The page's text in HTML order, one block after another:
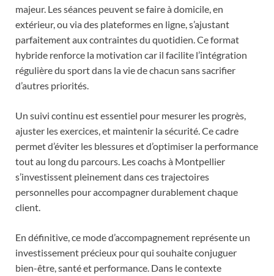
majeur. Les séances peuvent se faire à domicile, en
extérieur, ou via des plateformes en ligne, s’ajustant
parfaitement aux contraintes du quotidien. Ce format
hybride renforce la motivation car il facilite l’intégration
régulière du sport dans la vie de chacun sans sacrifier
d’autres priorités.
Un suivi continu est essentiel pour mesurer les progrès,
ajuster les exercices, et maintenir la sécurité. Ce cadre
permet d’éviter les blessures et d’optimiser la performance
tout au long du parcours. Les coachs à Montpellier
s’investissent pleinement dans ces trajectoires
personnelles pour accompagner durablement chaque
client.
En définitive, ce mode d’accompagnement représente un
investissement précieux pour qui souhaite conjuguer
bien-être, santé et performance. Dans le contexte